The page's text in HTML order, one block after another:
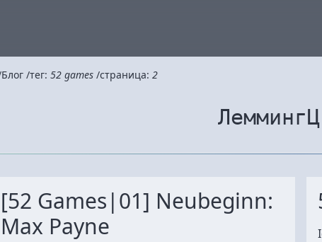
Блог тег: 52 games страница: 2
[52 Games|01] Neubeginn:
Max Payne